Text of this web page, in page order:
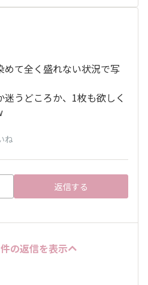
めて全く盛れない状況で写
うどころか、1枚も欲しく
ね
返信する
の返信を表示